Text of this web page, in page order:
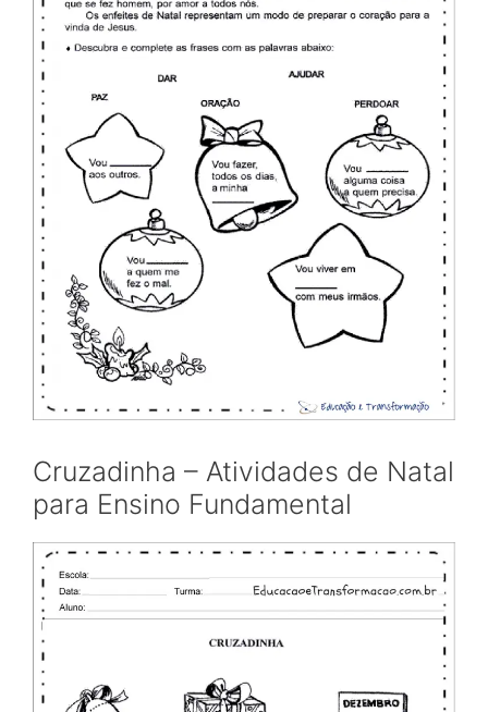
Cruzadinha – Atividades de Natal
para Ensino Fundamental